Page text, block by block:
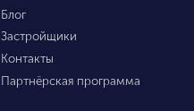
Блог
Застройщики
Контакты
Партнёрская программа